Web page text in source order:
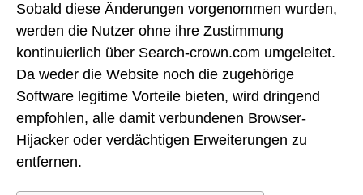
Sobald diese Änderungen vorgenommen wurden,
werden die Nutzer ohne ihre Zustimmung
kontinuierlich über Search-crown.com umgeleitet.
Da weder die Website noch die zugehörige
Software legitime Vorteile bieten, wird dringend
empfohlen, alle damit verbundenen Browser-
Hijacker oder verdächtigen Erweiterungen zu
entfernen.